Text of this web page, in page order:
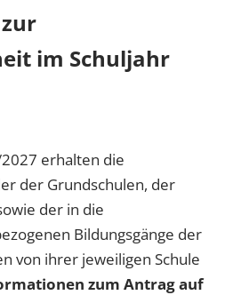
im Schuljahr
erhalten die
der Grundschulen, der
der in die
Bildungsgänge der
von ihrer jeweiligen Schule
zum Antrag auf